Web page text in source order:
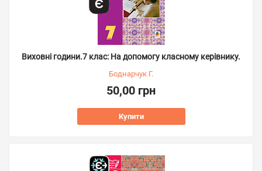
Виховні години.7 клас: На допомогу класному керівнику.
Боднарчук Г.
50,00 грн
Купити